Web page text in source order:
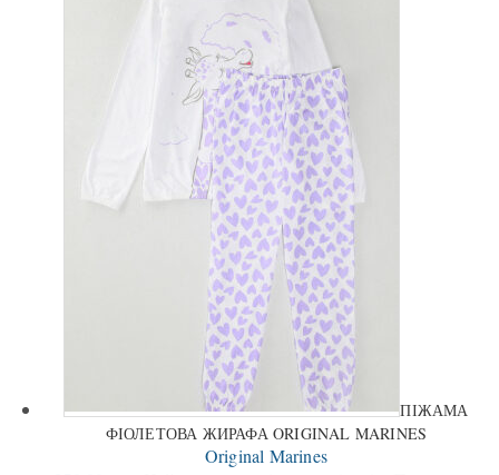
ПІЖАМА
ФІОЛЕТОВА ЖИРАФА ORIGINAL MARINES
Original Marines